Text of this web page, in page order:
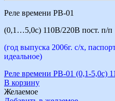
Реле времени РВ-01
(0,1…5,0с) 110В/220В пост. п/п
(год выпуска 2006г. с/х,
идеальное)
Реле времени РВ-01 (0,1-5,0с)
В корзину
Желаемое